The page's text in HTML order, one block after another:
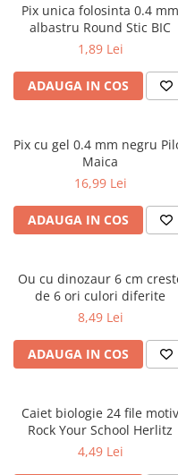
Caiete matematică
Caiete muzică
Caiete tip I, II și III
Rezerve pentru caiete
Blocuri de desen școlare
Hârtie pentru lucru manual
Accesorii geometrie și
Raportoare
Compasuri
Truse geometrie
Socotitori și bețisoare
numărat
Ghiozdane școlare
Pix unica folosinta 0.4 mm
albastru Round Stic BIC
1,89 Lei
ADAUGA IN COS
Pix cu gel 0.4 mm negru
Maica
16,99 Lei
ADAUGA IN COS
Ou cu dinozaur 6 cm
de 6 ori culori diferite
8,49 Lei
ADAUGA IN COS
Caiet biologie 24 file motiv
Rock Your School Herlitz
4,49 Lei